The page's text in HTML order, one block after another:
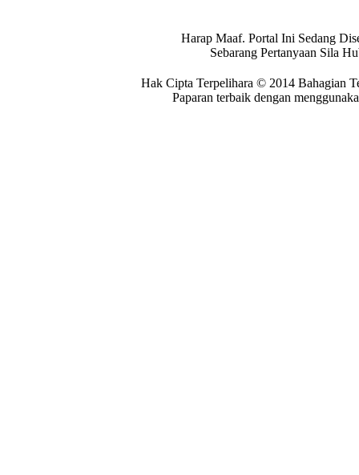
Harap Maaf. Portal Ini Sedang
Sebarang Pertanyaan Sila
Hak Cipta Terpelihara © 2014 Bahagian
Paparan terbaik dengan